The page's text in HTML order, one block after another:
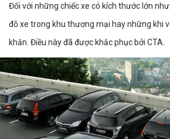
Đối với những chiếc xe có kích thước lớn
đỗ xe trong khu thương mại hay những khi
khăn. Điều này đã được khắc phục bởi CTA.